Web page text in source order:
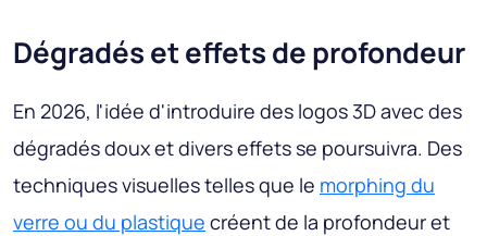
Dégradés et effets de profondeur
En 2026, l'idée d'introduire des logos 3D avec des
dégradés doux et divers effets se poursuivra. Des
techniques visuelles telles que le morphing du
verre ou du plastique créent de la profondeur et